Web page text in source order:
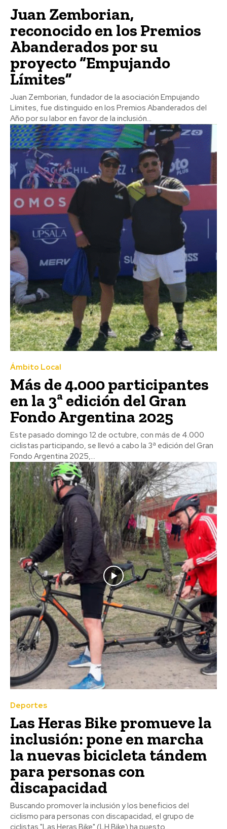
Juan Zemborian,
reconocido en los Premios
Abanderados por su
proyecto “Empujando
Límites”
Juan Zemborian, fundador de la asociación Empujando
Límites, fue distinguido en los Premios Abanderados del
Año por su labor en favor de la inclusión...
Ámbito Local
Más de 4.000 participantes
en la 3ª edición del Gran
Fondo Argentina 2025
Este pasado domingo 12 de octubre, con más de 4.000
ciclistas participando, se llevó a cabo la 3ª edición del Gran
Fondo Argentina 2025,...
Deportes
Las Heras Bike promueve la
inclusión: pone en marcha
la nuevas bicicleta tándem
para personas con
discapacidad
Buscando promover la inclusión y los beneficios del
ciclismo para personas con discapacidad, el grupo de